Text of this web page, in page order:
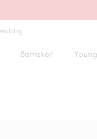
Barnskor Young